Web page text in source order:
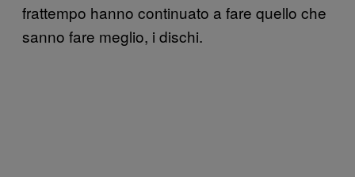
frattempo hanno continuato a fare quello che
sanno fare meglio, i dischi.